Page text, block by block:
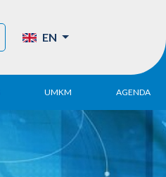
EN
UMKM
UMKM DPN Apindo
APINDO UMKM
AGENDA